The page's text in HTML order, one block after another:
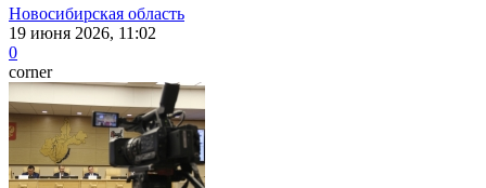
Новосибирская область
19 июня 2026, 11:02
0
corner